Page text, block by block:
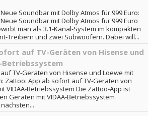
Soundbar mit Dolby Atmos für 999 Euro:
Soundbar mit Dolby Atmos für 999 Euro
man als 3.1-Kanal-System im kompakten
Treibern und zwei Subwoofern. Dabei will...
auf TV-Geräten von Hisense und
Betriebssystem
TV-Geräten von Hisense und Loewe mit
Zattoo: App ab sofort auf TV-Geräten von
VIDAA-Betriebssystem Die Zattoo-App ist
Geräten mit VIDAA-Betriebssystem